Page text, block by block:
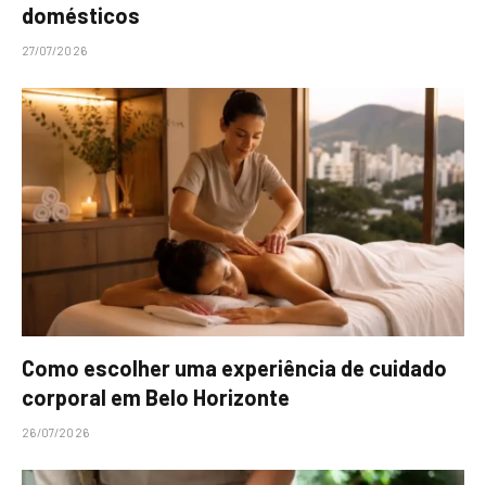
domésticos
27/07/2026
Como escolher uma experiência de cuidado
corporal em Belo Horizonte
26/07/2026